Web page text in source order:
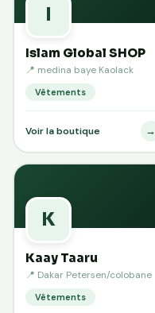
Islam Global SHOP
📍 medina baye Kaolack
Vêtements
Voir la boutique →
K
Kaay Taaru
📍 Dakar Petersen/colobane
Vêtements